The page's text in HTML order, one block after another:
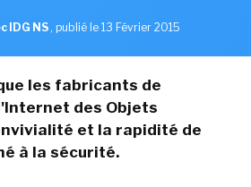
IDG NS , publié le 13 Février 2015
les fabricants de
des Objets
et la rapidité de
à la sécurité.